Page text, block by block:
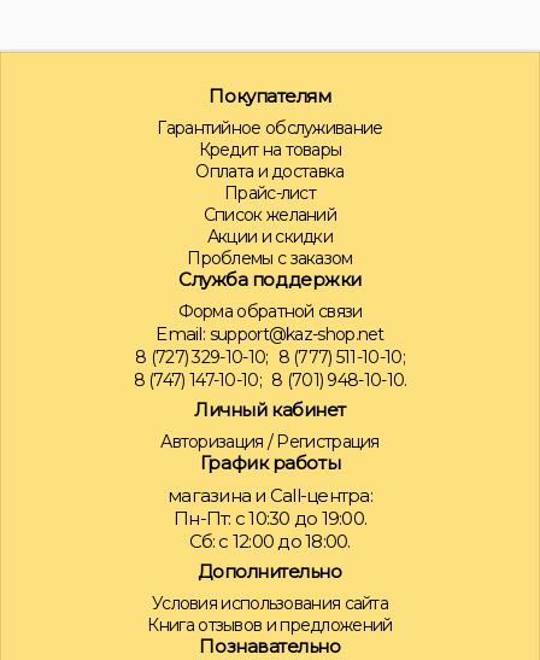
Покупателям
Гарантийное обслуживание
Кредит на товары
Оплата и доставка
Прайс-лист
Список желаний
Акции и скидки
Проблемы с заказом
Служба поддержки
Форма обратной связи
Email: support@kaz-shop.net
8 (727) 329-10-10; 8 (777) 511-10-10;
8 (747) 147-10-10; 8 (701) 948-10-10.
Личный кабинет
Авторизация /Регистрация
График работы
магазина и Call-центра:
Пн-Пт: с 10:30 до 19:00.
Сб: с 12:00 до 18:00.
Дополнительно
Условия использования сайта
Книга отзывов и предложений
Познавательно